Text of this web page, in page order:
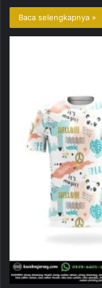
Baca selengkapnya »